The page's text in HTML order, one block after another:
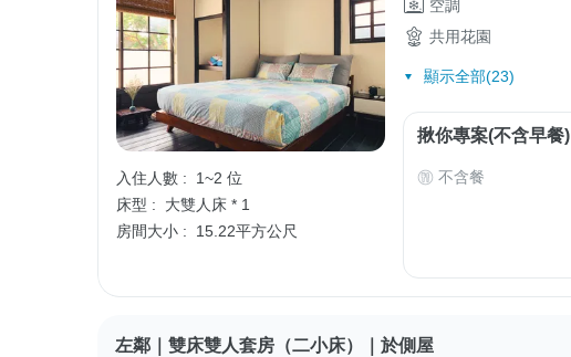
入住人數 :
1~2 位
床型 :
大雙人床 * 1
房間大小 :
15.22平方公尺
空調
共用花園
顯示全部(23)
揪你專案(不含早餐)
不含餐
左鄰｜雙床雙人套房（二小床）｜於側屋